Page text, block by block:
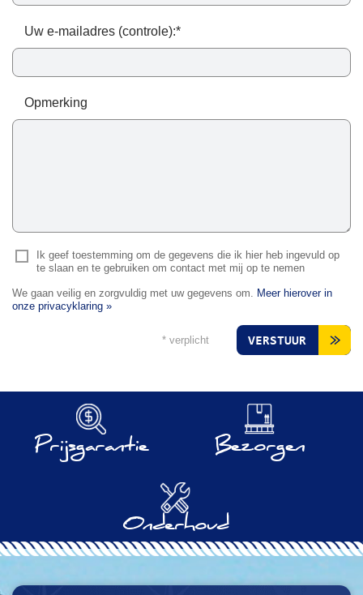
Uw e-mailadres (controle):*
Opmerking
Ik geef toestemming om de gegevens die ik hier heb ingevuld op
te slaan en te gebruiken om contact met mij op te nemen
We gaan veilig en zorgvuldig met uw gegevens om. Meer hierover in
onze privacyklaring »
* verplicht VERSTUUR
Prijsgarantie Bezorgen
Onderhoud